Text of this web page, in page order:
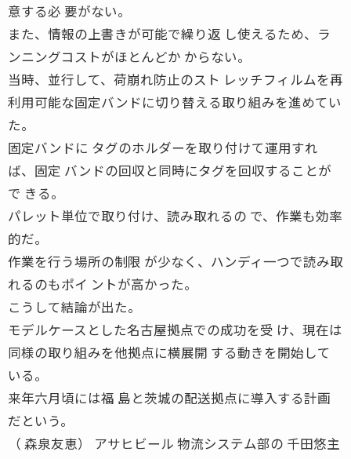
意する必 要がない。
また、情報の上書きが可能で繰り返 し使えるため、ラ
ンニングコストがほとんどか からない。
当時、並行して、荷崩れ防止のスト レッチフィルムを再
利用可能な固定バンドに切り替える取り組みを進めてい
た。
固定バンドに タグのホルダーを取り付けて運用すれ
ば、固定 バンドの回収と同時にタグを回収することが
で きる。
パレット単位で取り付け、読み取れるの で、作業も効率
的だ。
作業を行う場所の制限 が少なく、ハンディ一つで読み取
れるのもポイ ントが高かった。
こうして結論が出た。
モデルケースとした名古屋拠点での成功を受 け、現在は
同様の取り組みを他拠点に横展開 する動きを開始して
いる。
来年六月頃には福 島と茨城の配送拠点に導入する計画
だという。
（ 森泉友恵） アサヒビール 物流システム部の 千田悠主